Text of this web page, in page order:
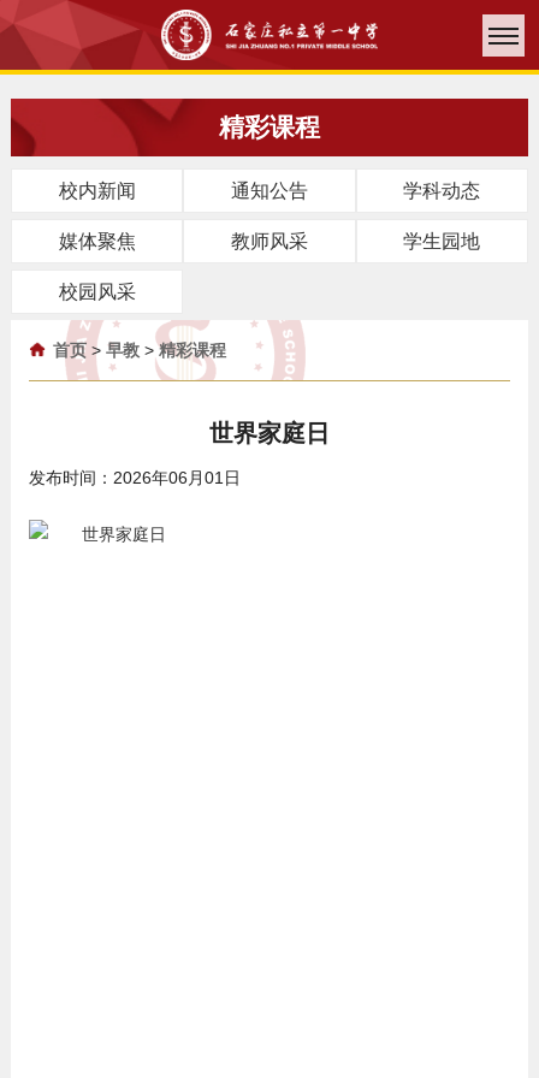
精彩课程
校内新闻 通知公告 学科动态
媒体聚焦 教师风采 学生园地
校园风采
首页> 早教>精彩课程
世界家庭日
发布时间：2026年06月01日